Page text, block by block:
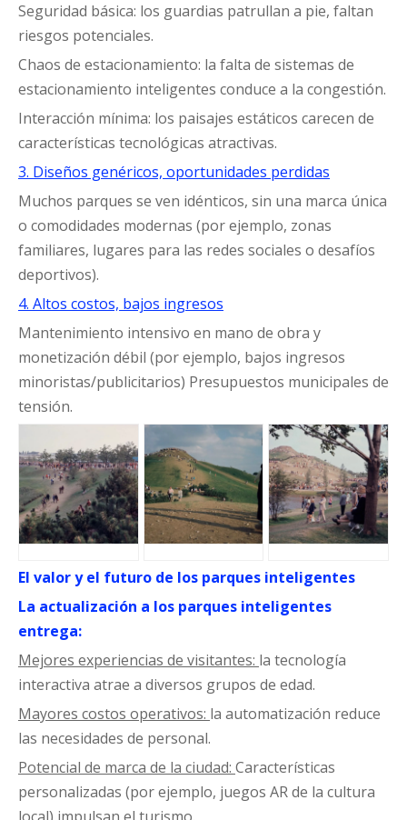
Seguridad básica: los guardias patrullan a pie, faltan
riesgos potenciales.
Chaos de estacionamiento: la falta de sistemas de
estacionamiento inteligentes conduce a la congestión.
Interacción mínima: los paisajes estáticos carecen de
características tecnológicas atractivas.
3. Diseños genéricos, oportunidades perdidas
Muchos parques se ven idénticos, sin una marca única
o comodidades modernas (por ejemplo, zonas
familiares, lugares para las redes sociales o desafíos
deportivos).
4. Altos costos, bajos ingresos
Mantenimiento intensivo en mano de obra y
monetización débil (por ejemplo, bajos ingresos
minoristas/publicitarios) Presupuestos municipales de
tensión.
El valor y el futuro de los parques inteligentes
La actualización a los parques inteligentes
entrega:
Mejores experiencias de visitantes: la tecnología
interactiva atrae a diversos grupos de edad.
Mayores costos operativos: la automatización reduce
las necesidades de personal.
Potencial de marca de la ciudad: Características
personalizadas (por ejemplo, juegos AR de la cultura
local) impulsan el turismo.